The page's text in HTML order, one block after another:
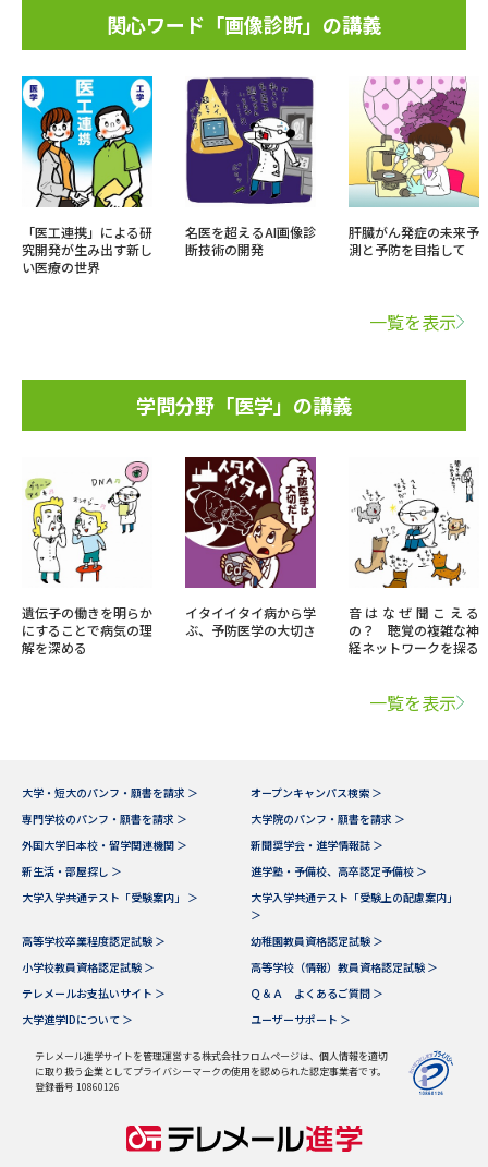
関心ワード「画像診断」の講義
「医工連携」による研
究開発が生み出す新し
い医療の世界
名医を超えるAI画像診
断技術の開発
肝臓がん発症の未来予
測と予防を目指して
一覧を表示
学問分野「医学」の講義
遺伝子の働きを明らか
にすることで病気の理
解を深める
イタイイタイ病から学
ぶ、予防医学の大切さ
音はなぜ聞こえる
の？ 聴覚の複雑な神
経ネットワークを探る
一覧を表示
大学・短大のパンフ・願書を請求 ＞
オープンキャンパス検索 ＞
専門学校のパンフ・願書を請求 ＞
大学院のパンフ・願書を請求 ＞
外国大学日本校・留学関連機関 ＞
新聞奨学会・進学情報誌 ＞
新生活・部屋探し ＞
進学塾・予備校、高卒認定予備校 ＞
大学入学共通テスト「受験案内」 ＞
大学入学共通テスト「受験上の配慮案内」
＞
高等学校卒業程度認定試験 ＞
幼稚園教員資格認定試験 ＞
小学校教員資格認定試験 ＞
高等学校（情報）教員資格認定試験 ＞
テレメールお支払いサイト ＞
Ｑ＆Ａ よくあるご質問 ＞
大学進学IDについて ＞
ユーザーサポート ＞
テレメール進学サイトを管理運営する株式会社フロムページは、個人情報を適切
に取り扱う企業としてプライバシーマークの使用を認められた認定事業者です。
登録番号 10860126